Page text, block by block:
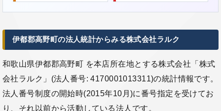
伊都郡高野町の法人統計からみる株式会社ラルク
和歌山県伊都郡高野町 を本店所在地とする株式会社「株式
会社ラルク」(法人番号: 4170001013311)の統計情報です。
法人番号制度の開始時(2015年10月)に番号指定を受けてお
り、それ以前から活動している法人です。